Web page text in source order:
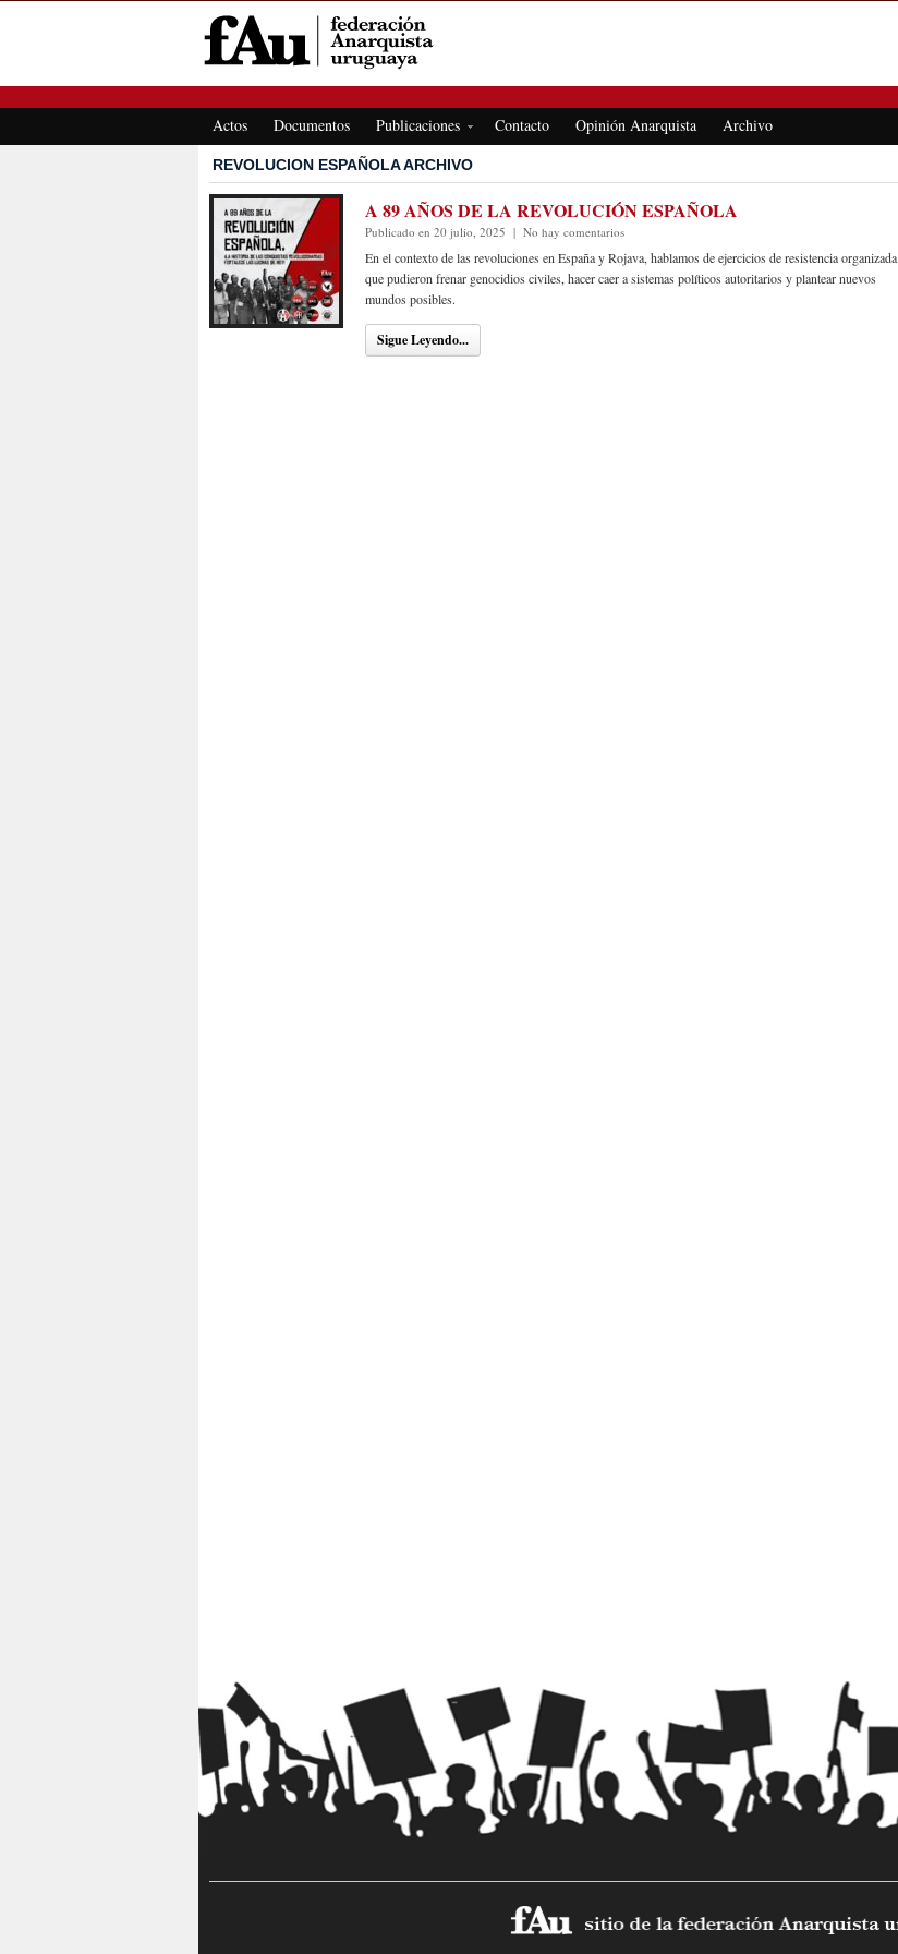
Actos Documentos Publicaciones Contacto Opinión Anarquista Archivo
REVOLUCION ESPAÑOLA ARCHIVO
A 89 AÑOS DE LA REVOLUCIÓN ESPAÑOLA
Publicado en 20 julio, 2025 | No hay comentarios
En el contexto de las revoluciones en España y Rojava, hablamos de ejercicios de resistencia organizada
que pudieron frenar genocidios civiles, hacer caer a sistemas políticos autoritarios y plantear nuevos
mundos posibles.
Sigue Leyendo...